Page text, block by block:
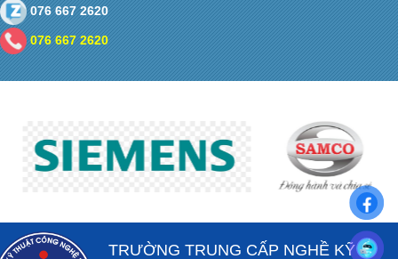
076 667 2620
076 667 2620
TRƯỜNG TRUNG CẤP NGHỀ KỸ